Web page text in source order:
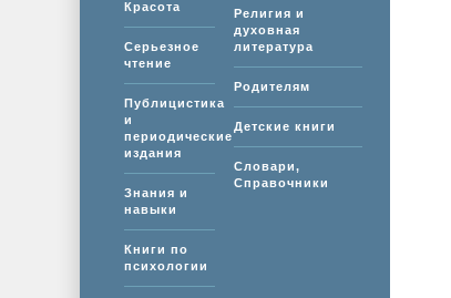
Красота
Серьезное
чтение
Публицистика
и
периодические
издания
Знания и
навыки
Книги по
психологии
Религия и
духовная
литература
Родителям
Детские книги
Словари,
Справочники